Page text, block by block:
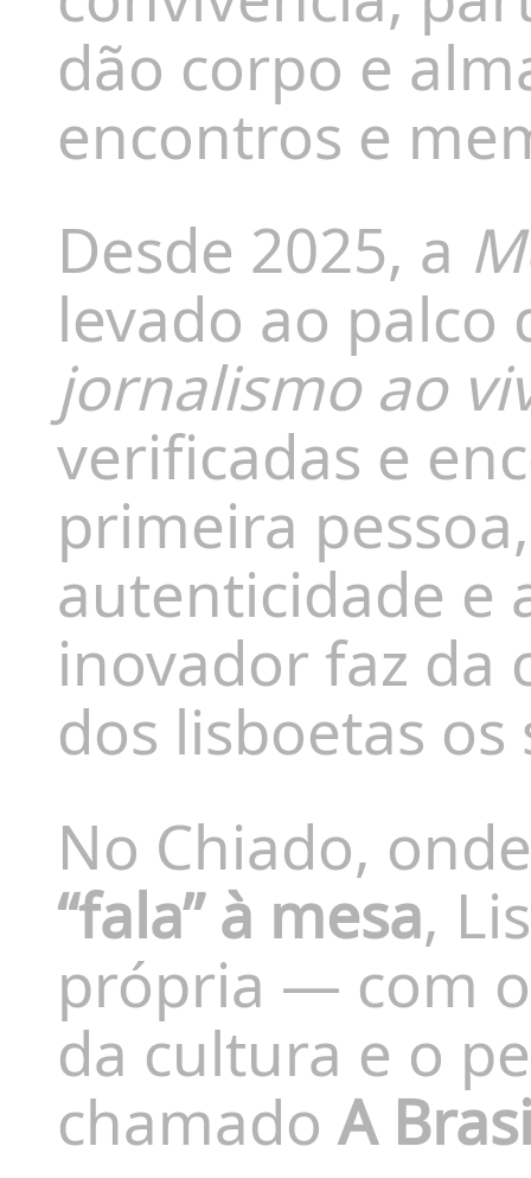
dão corpo e
encontros e
Desde 2025, a
levado ao
jornalismo ao
verificadas e
primeira
autenticidade e
inovador faz da
dos lisboetas
No Chiado,
“fala” à mesa,
própria — com
da cultura e o
chamadoA